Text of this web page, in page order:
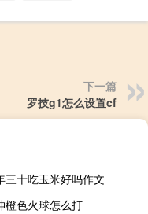
下一篇
罗技g1怎么设置cf
三十吃玉米好吗作文
橙色火球怎么打